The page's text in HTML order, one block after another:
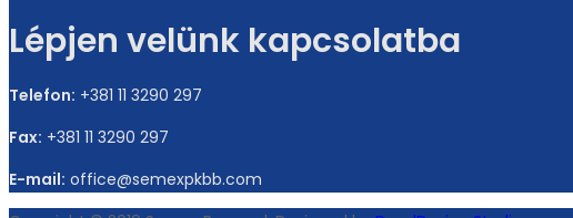
Lépjen velünk kapcsolatba
Telefon: +381 11 3290 297
Fax: +381 11 3290 297
E-mail: office@semexpkbb.com